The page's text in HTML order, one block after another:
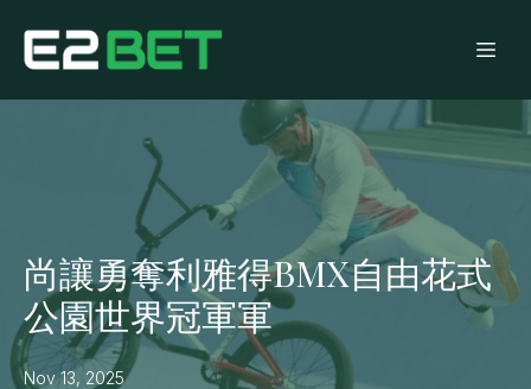
尚讓勇奪利雅得BMX自由花式
公園世界冠軍軍
Nov 13, 2025